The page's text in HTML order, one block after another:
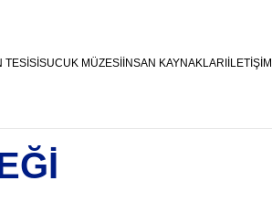
TESİSİSUCUK MÜZESİİNSAN KAYNAKLARIİLETİŞİM